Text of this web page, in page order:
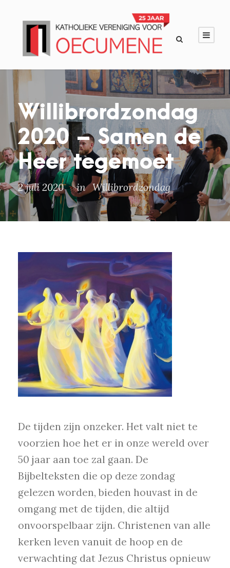
Willibrordzondag
2020 – Samen de
Heer tegemoet
2 juli 2020 in Willibrordzondag
De tijden zijn onzeker. Het valt niet te
voorzien hoe het er in onze wereld over
50 jaar aan toe zal gaan. De
Bijbelteksten die op deze zondag
gelezen worden, bieden houvast in de
omgang met de tijden, die altijd
onvoorspelbaar zijn. Christenen van alle
kerken leven vanuit de hoop en de
verwachting dat Jezus Christus opnieuw